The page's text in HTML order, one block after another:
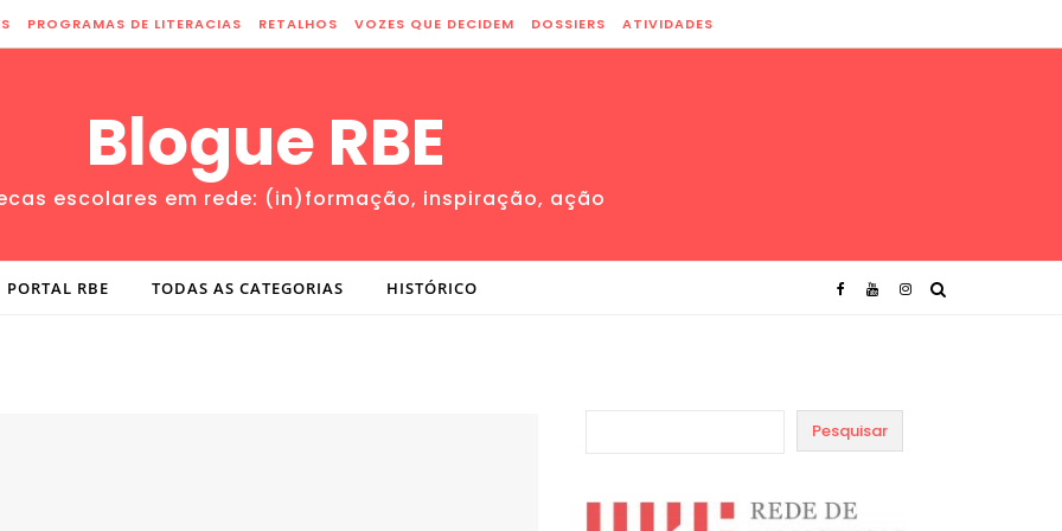
PROGRAMAS DE LITERACIAS RETALHOS VOZES QUE DECIDEM DOSSIERS ATIVIDADES
Blogue RBE
escolares em rede: (in)formação, inspiração, ação
PORTAL RBE TODAS AS CATEGORIAS HISTÓRICO
Pesquisar